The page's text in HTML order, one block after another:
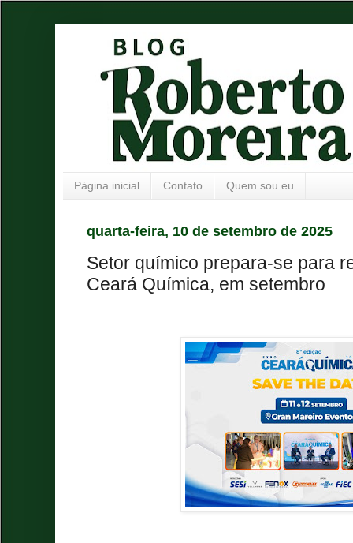
Página inicial Contato Quem sou eu
quarta-feira, 10 de setembro de 2025
Setor químico prepara-se para
Ceará Química, em setembro